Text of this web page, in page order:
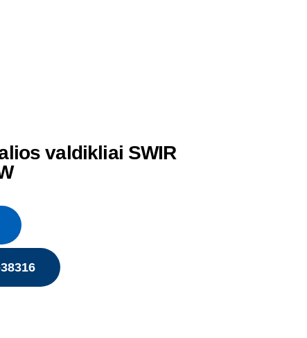
valdikliai SWIR